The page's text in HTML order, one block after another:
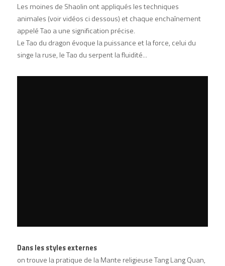
Les moines de Shaolin ont appliqués les techniques
animales (voir vidéos ci dessous) et chaque enchaînement
appelé Tao a une signification précise.
Le Tao du dragon évoque la puissance et la force, celui du
singe la ruse, le Tao du serpent la fluidité...
Dans les styles externes
on trouve la pratique de la Mante religieuse Tang Lang Quan,